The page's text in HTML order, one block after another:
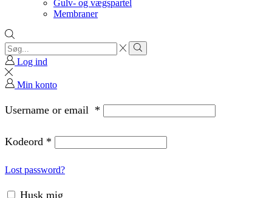
Gulv- og vægspartel
Membraner
Search
input
Search
Log ind
Min konto
Username or email *
Kodeord *
Lost password?
Husk mig